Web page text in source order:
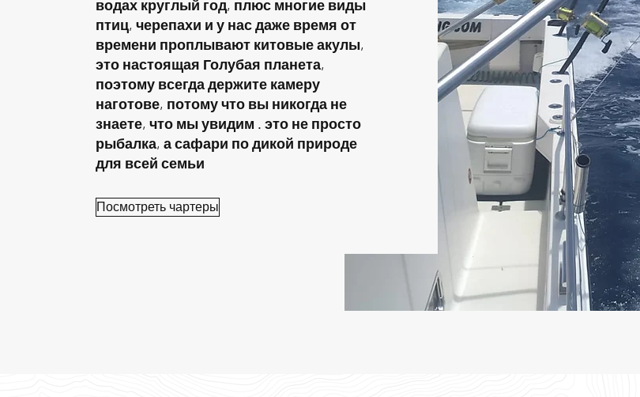
водах круглый год, плюс многие виды
птиц, черепахи и у нас даже время от
времени проплывают китовые акулы,
это настоящая Голубая планета,
поэтому всегда держите камеру
наготове, потому что вы никогда не
знаете, что мы увидим . это не просто
рыбалка, а сафари по дикой природе
для всей семьи
Посмотреть чартеры